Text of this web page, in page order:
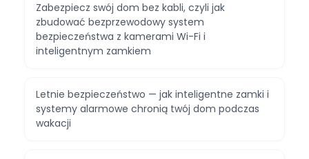
Zabezpiecz swój dom bez kabli, czyli jak
zbudować bezprzewodowy system
bezpieczeństwa z kamerami Wi-Fi i
inteligentnym zamkiem
Letnie bezpieczeństwo — jak inteligentne zamki i
systemy alarmowe chronią twój dom podczas
wakacji